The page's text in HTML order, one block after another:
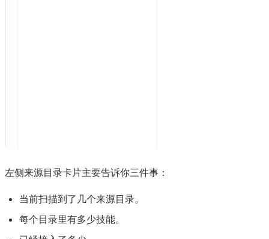
左侧来源目录卡片主要告诉你三件事：
当前扫描到了几个来源目录。
每个目录里有多少技能。